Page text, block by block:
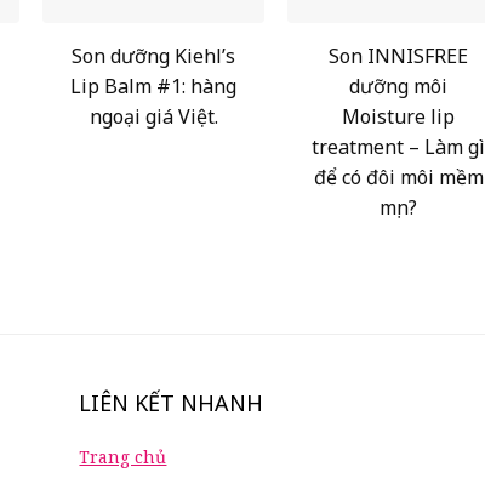
Son dưỡng Kiehl’s
Lip Balm #1: hàng
ngoại giá Việt.
Son INNISFREE
dưỡng môi
Moisture lip
treatment – Làm gì
để có đôi môi mềm
mịn?
LIÊN KẾT NHANH
Trang chủ